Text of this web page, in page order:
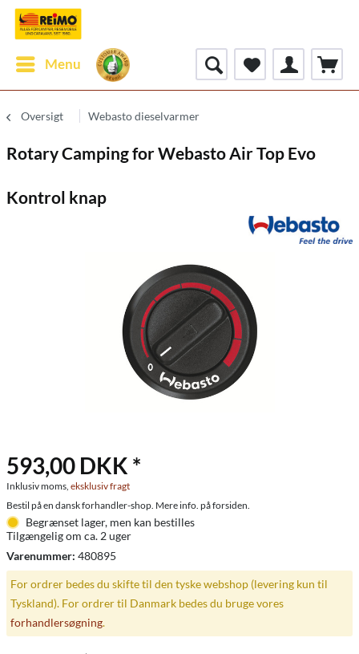
Menu
Oversigt Webasto dieselvarmer
Rotary Camping for Webasto Air Top Evo
Kontrol knap
593,00 DKK *
Inklusiv moms, eksklusiv fragt
Bestil på en dansk forhandler-shop. Mere info. på forsiden.
Begrænset lager, men kan bestilles
Tilgængelig om ca. 2 uger
Varenummer: 480895
For ordrer bedes du skifte til den tyske webshop (levering kun til
Tyskland). For ordrer til Danmark bedes du bruge vores
forhandlersøgning.